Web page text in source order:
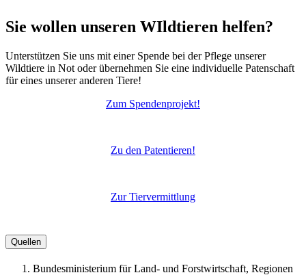
Sie wollen unseren WIldtieren helfen?
Unterstützen Sie uns mit einer Spende bei der Pflege unserer
Wildtiere in Not oder übernehmen Sie eine individuelle Patenschaft
für eines unserer anderen Tiere!
Zum Spendenprojekt!
Zu den Patentieren!
Zur Tiervermittlung
Quellen
Bundesministerium für Land- und Forstwirtschaft, Regionen